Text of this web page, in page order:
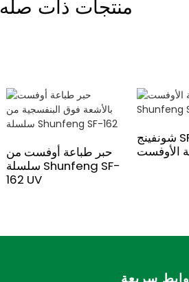
منتجات ذات صله
حبر طباعة أوفست من
سلسلة Shunfeng SF-
162 UV
شونفينج SF-168 حبر
الأوفست
سريعة